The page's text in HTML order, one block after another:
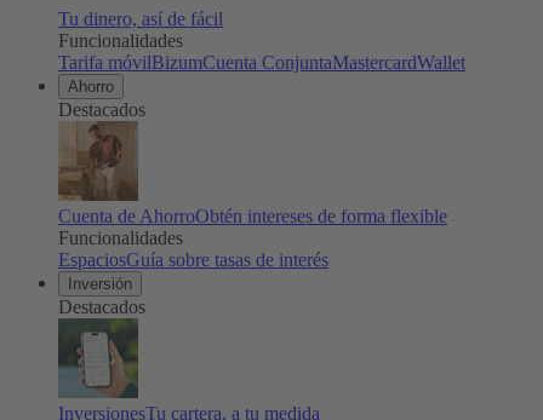
Tu dinero, así de fácil
Funcionalidades
Tarifa móvilBizumCuenta ConjuntaMastercardWallet
Ahorro
Destacados
Cuenta de AhorroObtén intereses de forma flexible
Funcionalidades
EspaciosGuía sobre tasas de interés
Inversión
Destacados
InversionesTu cartera, a tu medida